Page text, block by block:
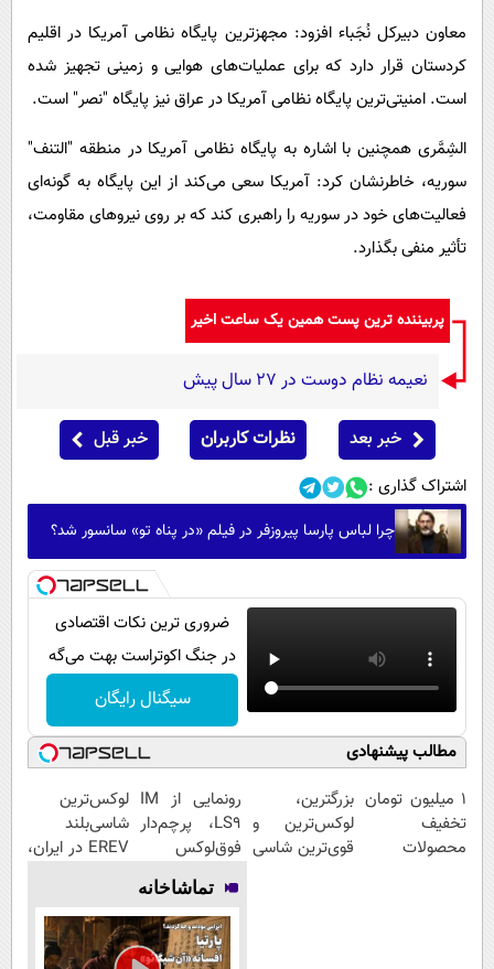
معاون دبیرکل نُجَباء افزود: مجهزترین پایگاه نظامی آمریکا در اقلیم
کردستان قرار دارد که برای عملیات‌های هوایی و زمینی تجهیز شده
است. امنیتی‌ترین پایگاه نظامی آمریکا در عراق نیز پایگاه "نصر" است.
الشِمَّری همچنین با اشاره به پایگاه نظامی آمریکا در منطقه "التنف"
سوریه، خاطرنشان کرد: آمریکا سعی می‌کند از این پایگاه به گونه‌ای
فعالیت‌های خود در سوریه را راهبری کند که بر روی نیروهای مقاومت،
تأثیر منفی بگذارد.
پربیننده ترین پست همین یک ساعت اخیر
نعیمه نظام دوست در 27 سال پیش
خبر بعد نظرات کاربران خبر قبل
اشتراک گذاری :
چرا لباس پارسا پیروزفر در فیلم «در پناه تو» سانسور شد؟
ضروری ترین نکات اقتصادی
در جنگ اکوتراست بهت می‌گه
سیگنال رایگان
مطالب پیشنهادی
۱ میلیون تومان
تخفیف
محصولات
بزرگترین،
لوکس‌ترین و
قوی‌ترین شاسی
رونمایی از IM
LS9، پرچم‌دار
فوق‌لوکس
EREV وارد بازار
ایران شد
لوکس‌ترین
شاسی‌بلند
EREV در ایران،
شد!
تماشاخانه